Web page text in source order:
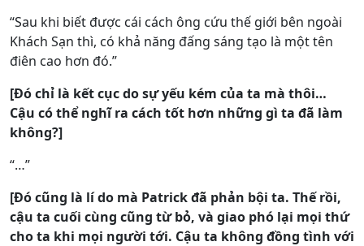
“Sau khi biết được cái cách ông cứu thế giới bên ngoài
Khách Sạn thì, có khả năng đấng sáng tạo là một tên
điên cao hơn đó.”
[Đó chỉ là kết cục do sự yếu kém của ta mà thôi…
Cậu có thể nghĩ ra cách tốt hơn những gì ta đã làm
không?]
“…”
[Đó cũng là lí do mà Patrick đã phản bội ta. Thế rồi,
cậu ta cuối cùng cũng từ bỏ, và giao phó lại mọi thứ
cho ta khi mọi người tới. Cậu ta không đồng tình với